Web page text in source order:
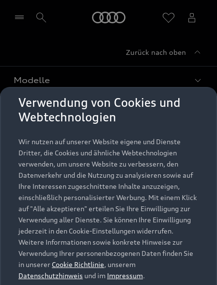
Zurück nach oben
Modelle
Alle Modelle
Elektromodelle
Plug-in-Hybride
Kaufen & leasen
Neuwagensuche
Gebrauchtwagensuche
Gebrauchtwagen
Finanzierung
Aktionen & Angebote
Geschäftskunden
Saisonale Angebote
Audi Services
Garantie
Audi digital services
myAudi
Support
Kundenservice
Händlersuche
Audi Code
Häufige Fragen (FAQ)
Audi Online Beratung
Über Audi
Unternehmen
Karriere
Investor Relations
Presse & Media Center
© 2026 AUDI AG. Alle Rechte vorbehalten
Verwendung von Cookies und
Webtechnologien
Wir nutzen auf unserer Website eigene und Dienste
Dritter, die Cookies und ähnliche Webtechnologien
verwenden, um unsere Website zu verbessern, den
Datenverkehr und die Nutzung zu analysieren sowie auf
Ihre Interessen zugeschnittene Inhalte anzuzeigen,
einschließlich personalisierter Werbung. Mit einem Klick
auf "Alle akzeptieren" erteilen Sie Ihre Einwilligung zur
Verwendung aller Dienste. Sie können Ihre Einwilligung
jederzeit in den Cookie-Einstellungen widerrufen.
Weitere Informationen sowie konkrete Hinweise zur
Verwendung Ihrer personenbezogenen Daten finden Sie
in unserer Cookie Richtlinie, unserem
Datenschutzhinweis und im Impressum.